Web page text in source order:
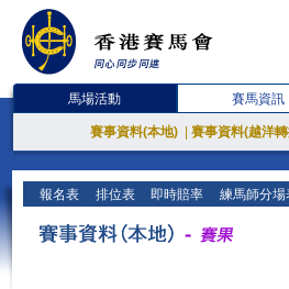
馬場活動 賽馬資訊
賽事資料(本地) 賽事資料(越洋
報名表 排位表 即時賠率 練馬師分場